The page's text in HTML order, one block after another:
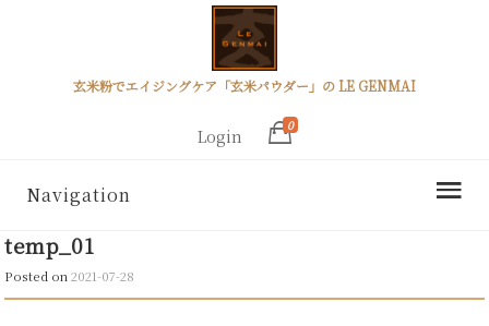
玄米粉でエイジングケア「玄米パウダー」の LE GENMAI
Login
0
Navigation
temp_01
Posted on2021-07-28